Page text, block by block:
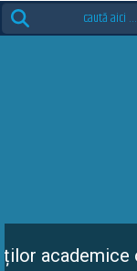
Search
for: